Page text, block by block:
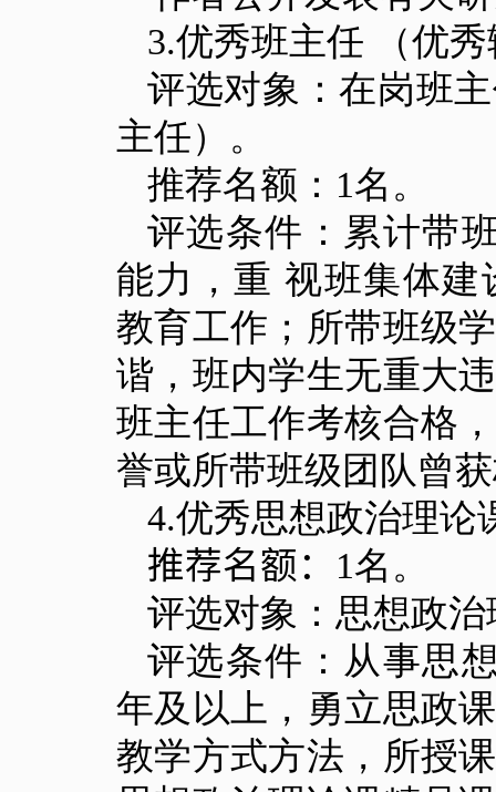
3.优秀班主任 （优
评选对象：在岗班
主任）。
推荐名额： 1名。
评选条件：累计带
能力，重 视班集体
教育工作；所带班级
谐，班内学生无重大
班主任工作考核合格
誉或所带班级团队曾
4.优秀思想政治理论
推荐名额： 1名。
评选对象：思想政
评选条件：从事思
年及以上，勇立思政
教学方式方法，所授